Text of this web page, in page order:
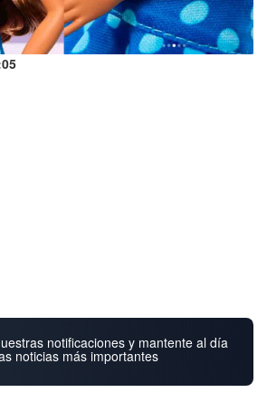
notificaciones y mantente al día
noticias más importantes